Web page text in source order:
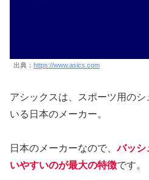
出典： https://www.asics.com
アシックスは、スポーツ用の
いる日本のメーカー。
日本のメーカーなので、バッシ
いやすいのが最大の特徴です。